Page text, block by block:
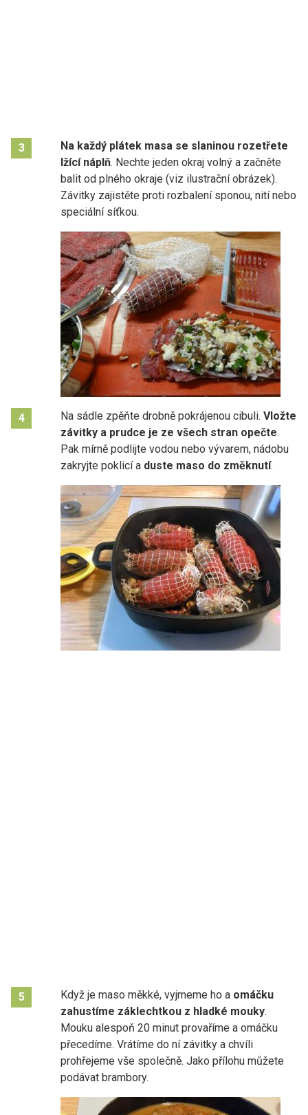
3
Na každý plátek masa se slaninou rozetřete
lžící náplň. Nechte jeden okraj volný a začněte
balit od plného okraje (viz ilustrační obrázek).
Závitky zajistěte proti rozbalení sponou, nití nebo
speciální síťkou.
4 Na sádle zpěňte drobně pokrájenou cibuli. Vložte
závitky a prudce je ze všech stran opečte.
Pak mírně podlijte vodou nebo vývarem, nádobu
zakryjte poklicí a duste maso do změknutí.
5 Když je maso měkké, vyjmeme ho a omáčku
zahustíme záklechtkou z hladké mouky.
Mouku alespoň 20 minut provaříme a omáčku
přecedíme. Vrátíme do ní závitky a chvíli
prohřejeme vše společně. Jako přílohu můžete
podávat brambory.